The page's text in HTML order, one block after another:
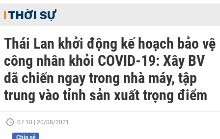
THỜI SỰ
Thái Lan khởi động kế hoạch bảo vệ
công nhân khỏi COVID-19: Xây BV
dã chiến ngay trong nhà máy, tập
trung vào tỉnh sản xuất trọng điểm
07:10 | 20/08/2021
Chia sẻ